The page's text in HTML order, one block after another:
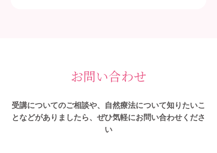
お問い合わせ
受講についてのご相談や、自然療法について知りたいこ
となどがありましたら、ぜひ気軽にお問い合わせくださ
い